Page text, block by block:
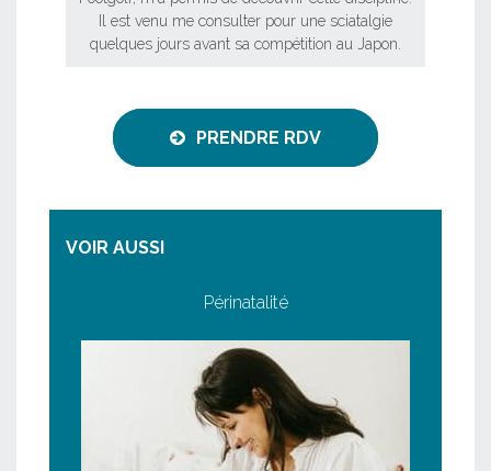
Il est venu me consulter pour une sciatalgie
quelques jours avant sa compétition au Japon.
PRENDRE RDV
VOIR AUSSI
Périnatalité